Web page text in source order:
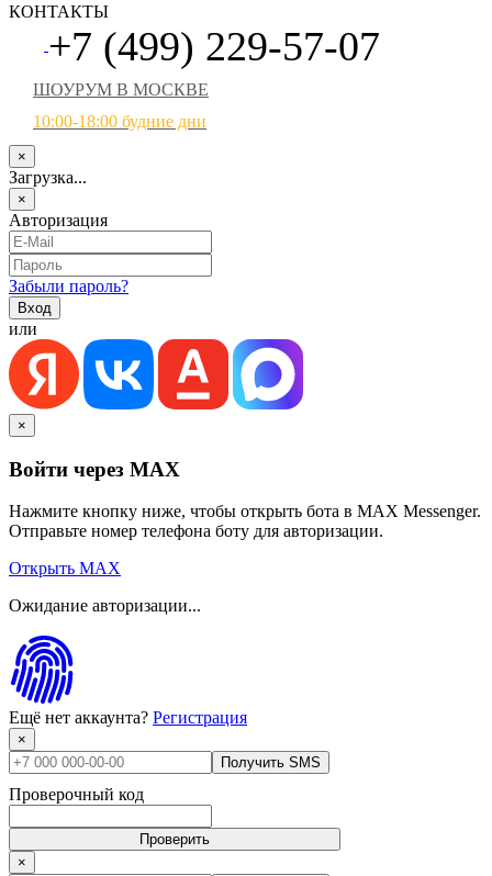
КОНТАКТЫ
+7 (499) 229-57-07
ШОУРУМ В МОСКВЕ
10:00-18:00 будние дни
×
Загрузка...
×
Авторизация
Забыли пароль?
или
×
Войти через MAX
Нажмите кнопку ниже, чтобы открыть бота в MAX Messenger.
Отправьте номер телефона боту для авторизации.
Открыть MAX
Ожидание авторизации...
Ещё нет аккаунта? Регистрация
×
Получить SMS
Проверочный код
Проверить
×